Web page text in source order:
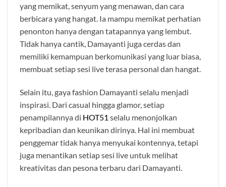
yang memikat, senyum yang menawan, dan cara
berbicara yang hangat. Ia mampu memikat perhatian
penonton hanya dengan tatapannya yang lembut.
Tidak hanya cantik, Damayanti juga cerdas dan
memiliki kemampuan berkomunikasi yang luar biasa,
membuat setiap sesi live terasa personal dan hangat.
Selain itu, gaya fashion Damayanti selalu menjadi
inspirasi. Dari casual hingga glamor, setiap
penampilannya di HOT51 selalu menonjolkan
kepribadian dan keunikan dirinya. Hal ini membuat
penggemar tidak hanya menyukai kontennya, tetapi
juga menantikan setiap sesi live untuk melihat
kreativitas dan pesona terbaru dari Damayanti.